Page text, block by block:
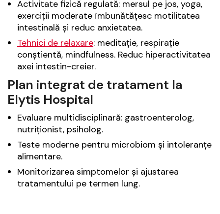
Activitate fizică regulată: mersul pe jos, yoga,
exerciții moderate îmbunătățesc motilitatea
intestinală și reduc anxietatea.
Tehnici de relaxare: meditație, respirație
conștientă, mindfulness. Reduc hiperactivitatea
axei intestin-creier.
Plan integrat de tratament la
Elytis Hospital
Evaluare multidisciplinară: gastroenterolog,
nutriționist, psiholog.
Teste moderne pentru microbiom și intoleranțe
alimentare.
Monitorizarea simptomelor și ajustarea
tratamentului pe termen lung.